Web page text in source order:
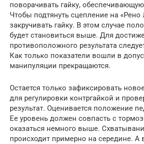
поворачивать гайку,
Чтобы подтянуть сцепление на «Рено
закручивать гайку. В этом случае
будет становиться выше. Для
противоположного результата
Как только показатели вошли в
манипуляции прекращаются.
Остается только зафиксировать
для регулировки контргайкой и
результат. Оценивается положение
Ее уровень должен совпасть с
оказаться немного выше.
происходит примерно на середине. А